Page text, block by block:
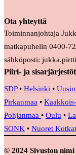
Ota yhteyttä
Toiminnanjohtaja
matkapuhelin 0400-
sähköposti:
Piiri- ja sisarjärjestöt
SDP• Helsinki •
Pirkanmaa •
Pohjanmaa • Oulu •
SONK • Nuoret Kotkat
© 2024 Sivuston nimi